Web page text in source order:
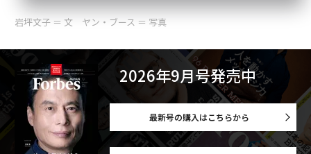
岩坪文子 ＝ 文 ヤン・ブース ＝ 写真
2026年9月号発売中
最新号の購入はこちらから